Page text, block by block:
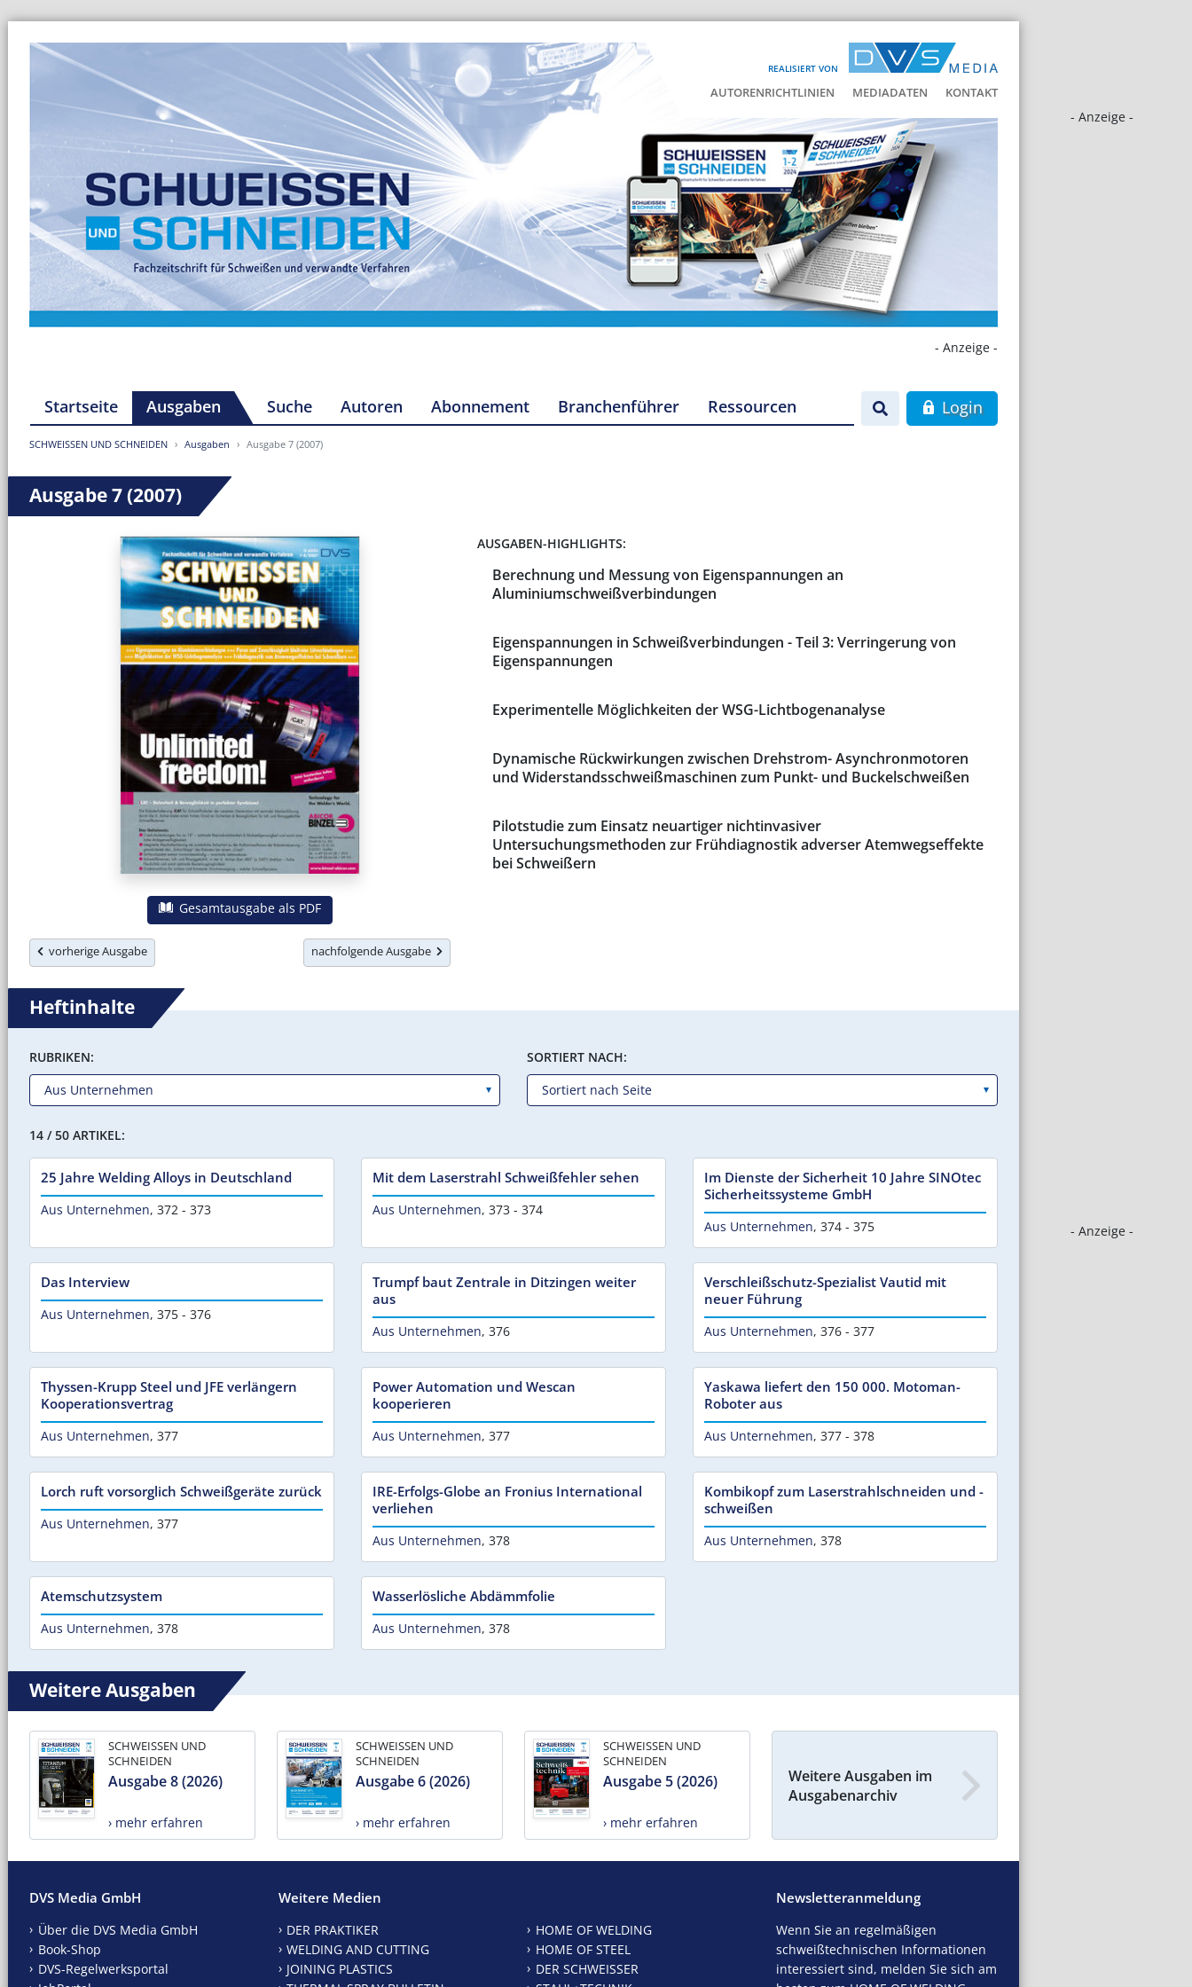
REALISIERT VON
AUTORENRICHTLINIEN MEDIADATEN KONTAKT
- Anzeige -
- Anzeige -
- Anzeige -
Startseite Ausgaben Suche Autoren Abonnement Branchenführer Ressourcen Login
SCHWEISSEN UND SCHNEIDEN Ausgaben Ausgabe 7 (2007)
Ausgabe 7 (2007)
Gesamtausgabe als PDF
vorherige Ausgabe nachfolgende Ausgabe
AUSGABEN-HIGHLIGHTS:
Berechnung und Messung von Eigenspannungen an
Aluminiumschweißverbindungen
Eigenspannungen in Schweißverbindungen - Teil 3: Verringerung von
Eigenspannungen
Experimentelle Möglichkeiten der WSG-Lichtbogenanalyse
Dynamische Rückwirkungen zwischen Drehstrom- Asynchronmotoren
und Widerstandsschweißmaschinen zum Punkt- und Buckelschweißen
Pilotstudie zum Einsatz neuartiger nichtinvasiver
Untersuchungsmethoden zur Frühdiagnostik adverser Atemwegseffekte
bei Schweißern
Heftinhalte
RUBRIKEN: SORTIERT NACH:
14 / 50 ARTIKEL:
25 Jahre Welding Alloys in Deutschland
Aus Unternehmen, 372 - 373
Mit dem Laserstrahl Schweißfehler sehen
Aus Unternehmen, 373 - 374
Im Dienste der Sicherheit 10 Jahre SINOtec
Sicherheitssysteme GmbH
Aus Unternehmen, 374 - 375
Das Interview
Aus Unternehmen, 375 - 376
Trumpf baut Zentrale in Ditzingen weiter
aus
Aus Unternehmen, 376
Verschleißschutz-Spezialist Vautid mit
neuer Führung
Aus Unternehmen, 376 - 377
Thyssen-Krupp Steel und JFE verlängern
Kooperationsvertrag
Aus Unternehmen, 377
Power Automation und Wescan
kooperieren
Aus Unternehmen, 377
Yaskawa liefert den 150 000. Motoman-
Roboter aus
Aus Unternehmen, 377 - 378
Lorch ruft vorsorglich Schweißgeräte zurück
Aus Unternehmen, 377
IRE-Erfolgs-Globe an Fronius International
verliehen
Aus Unternehmen, 378
Kombikopf zum Laserstrahlschneiden und -
schweißen
Aus Unternehmen, 378
Atemschutzsystem
Aus Unternehmen, 378
Wasserlösliche Abdämmfolie
Aus Unternehmen, 378
Weitere Ausgaben
SCHWEISSEN UND
SCHNEIDEN
Ausgabe 8 (2026)
› mehr erfahren
SCHWEISSEN UND
SCHNEIDEN
Ausgabe 6 (2026)
› mehr erfahren
SCHWEISSEN UND
SCHNEIDEN
Ausgabe 5 (2026)
› mehr erfahren
Weitere Ausgaben im
Ausgabenarchiv
DVS Media GmbH
Über die DVS Media GmbH
Book-Shop
DVS-Regelwerksportal
Weitere Medien
DER PRAKTIKER
WELDING AND CUTTING
JOINING PLASTICS
HOME OF WELDING
HOME OF STEEL
DER SCHWEISSER
Newsletteranmeldung
Wenn Sie an regelmäßigen
schweißtechnischen Informationen
interessiert sind, melden Sie sich am